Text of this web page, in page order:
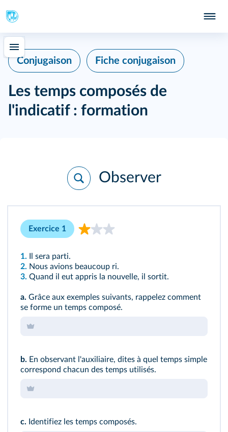
Conjugaison Fiche conjugaison
Les temps composés de
l'indicatif : formation
Observer
Exercice 1
1.
Il sera parti.
2. Nous avions beaucoup ri.
3. Quand il eut appris la nouvelle, il sortit.
a. Grâce aux exemples suivants, rappelez comment
se forme un temps composé.
b. En observant l'auxiliaire, dites à quel temps simple
correspond chacun des temps utilisés.
c. Identifiez les temps composés.